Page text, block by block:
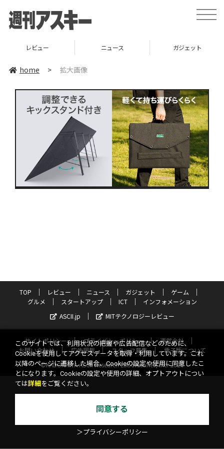
toggle
レビュー ニュース ガジェット
home > 拡大画像
TOP レビュー ニュース ガジェット
ゲーム
グルメ
スタートアップ ICT
インフォメーション
ASCII.jp
MITテクノロジーレビュー
サイトポリシー プライバシーポリシー
運営会社
お問い合わせ
広告掲載 スタッフ募集
電子版について
©KADOKAWA ASCII Research Laboratories, Inc. 2026
このサイトでは、利用状況の把握や広告配信などのために、
Cookieを使用してアクセスデータを取得・利用しています。これ
以降のページに遷移した場合、Cookieの設定や使用に同意したこ
とになります。Cookieの設定や使用の詳細、オプトアウトについ
ては詳細 をご覧ください。
同意する
＞プライバシーポリシー